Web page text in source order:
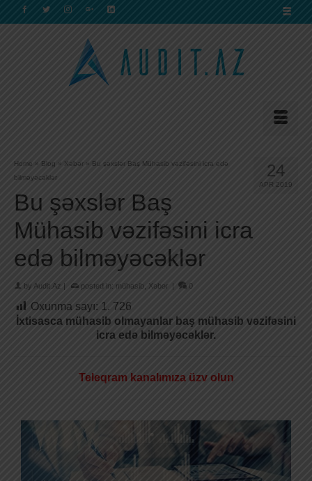
24
APR 2019
Home » Blog » Xəbər » Bu şəxslər Baş Mühasib vəzifəsini icra edə
bilməyəcəklər
Bu şəxslər Baş
Mühasib vəzifəsini icra
edə bilməyəcəklər
by Audit.Az | posted in: mühasib Xəbər | 0
Oxunma sayı: 1. 726
İxtisasca mühasib olmayanlar baş mühasib vəzifəsini
icra edə bilməyəcəklər.
Teleqram kanalımıza üzv olun